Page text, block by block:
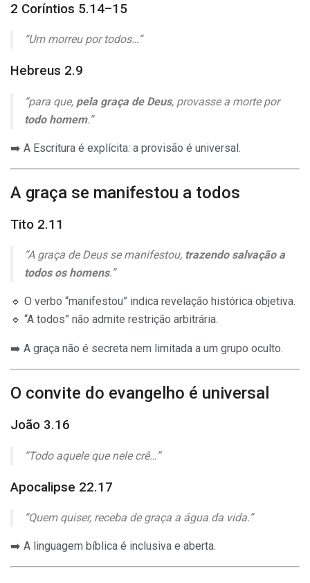
2 Coríntios 5.14–15
“Um morreu por todos…”
Hebreus 2.9
“para que, pela graça de Deus, provasse a morte por
todo homem.”
➡️ A Escritura é explícita: a provisão é universal.
A graça se manifestou a todos
Tito 2.11
“A graça de Deus se manifestou, trazendo salvação a
todos os homens.”
🔹 O verbo “manifestou” indica revelação histórica objetiva.
🔹 “A todos” não admite restrição arbitrária.
➡️ A graça não é secreta nem limitada a um grupo oculto.
O convite do evangelho é universal
João 3.16
“Todo aquele que nele crê…”
Apocalipse 22.17
“Quem quiser, receba de graça a água da vida.”
➡️ A linguagem bíblica é inclusiva e aberta.